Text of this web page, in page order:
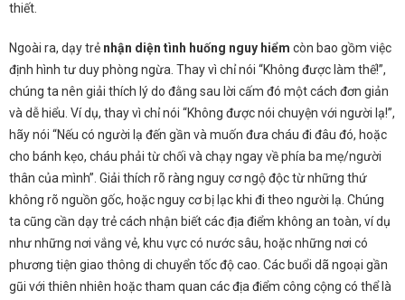
thiết.
Ngoài ra, dạy trẻ nhận diện tình huống nguy hiểm còn bao gồm việc
định hình tư duy phòng ngừa. Thay vì chỉ nói “Không được làm thế!”,
chúng ta nên giải thích lý do đằng sau lời cấm đó một cách đơn giản
và dễ hiểu. Ví dụ, thay vì chỉ nói “Không được nói chuyện với người lạ!”,
hãy nói “Nếu có người lạ đến gần và muốn đưa cháu đi đâu đó, hoặc
cho bánh kẹo, cháu phải từ chối và chạy ngay về phía ba mẹ/người
thân của mình”. Giải thích rõ ràng nguy cơ ngộ độc từ những thứ
không rõ nguồn gốc, hoặc nguy cơ bị lạc khi đi theo người lạ. Chúng
ta cũng cần dạy trẻ cách nhận biết các địa điểm không an toàn, ví dụ
như những nơi vắng vẻ, khu vực có nước sâu, hoặc những nơi có
phương tiện giao thông di chuyển tốc độ cao. Các buổi dã ngoại gần
gũi với thiên nhiên hoặc tham quan các địa điểm công cộng có thể là